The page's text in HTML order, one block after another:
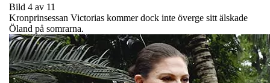
Bild 4 av 11
Kronprinsessan Victorias kommer dock inte överge sitt älskade
Öland på somrarna.